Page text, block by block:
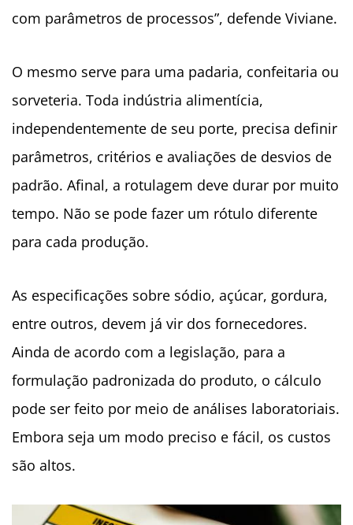
com parâmetros de processos”, defende Viviane.
O mesmo serve para uma padaria, confeitaria ou
sorveteria. Toda indústria alimentícia,
independentemente de seu porte, precisa definir
parâmetros, critérios e avaliações de desvios de
padrão. Afinal, a rotulagem deve durar por muito
tempo. Não se pode fazer um rótulo diferente
para cada produção.
As especificações sobre sódio, açúcar, gordura,
entre outros, devem já vir dos fornecedores.
Ainda de acordo com a legislação, para a
formulação padronizada do produto, o cálculo
pode ser feito por meio de análises laboratoriais.
Embora seja um modo preciso e fácil, os custos
são altos.